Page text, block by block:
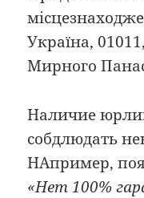
Україна,
Мирного
Наличие
собдлюдать
НАпример,
«Нет 100%